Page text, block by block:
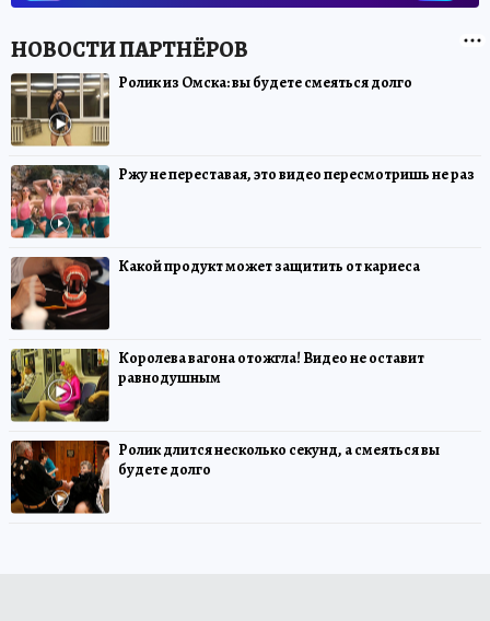
Ролик из Омска: вы будете смеяться долго
Ржу не переставая, это видео пересмотришь не раз
Какой продукт может защитить от кариеса
Королева вагона отожгла! Видео не оставит
равнодушным
Ролик длится несколько секунд, а смеяться вы
будете долго